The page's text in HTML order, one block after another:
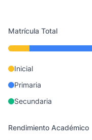
Matrícula Total
Inicial
Primaria
Secundaria
Rendimiento Académico